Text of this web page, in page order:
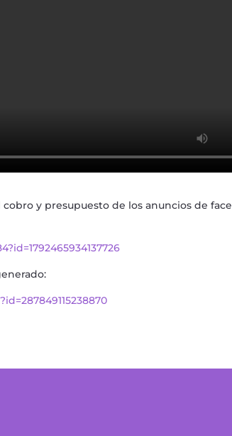
y presupuesto de los anuncios de